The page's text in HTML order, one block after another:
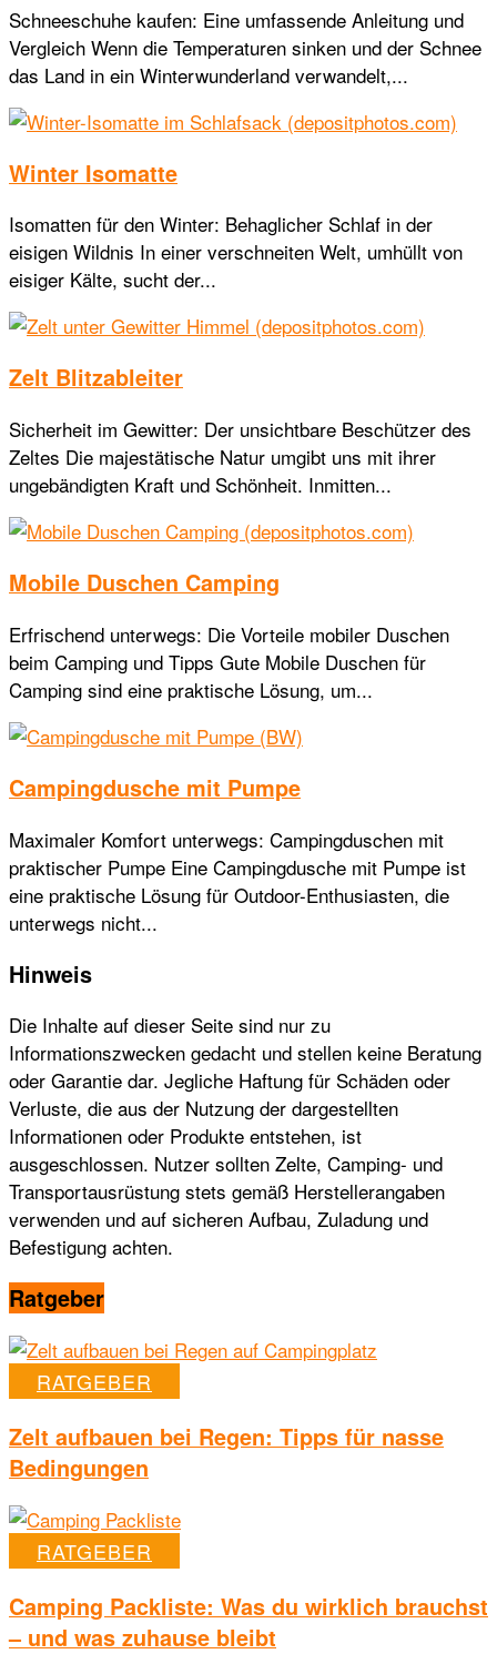
Schneeschuhe kaufen: Eine umfassende Anleitung und
Vergleich Wenn die Temperaturen sinken und der Schnee
das Land in ein Winterwunderland verwandelt,...
Winter Isomatte
Isomatten für den Winter: Behaglicher Schlaf in der
eisigen Wildnis In einer verschneiten Welt, umhüllt von
eisiger Kälte, sucht der...
Zelt Blitzableiter
Sicherheit im Gewitter: Der unsichtbare Beschützer des
Zeltes Die majestätische Natur umgibt uns mit ihrer
ungebändigten Kraft und Schönheit. Inmitten...
Mobile Duschen Camping
Erfrischend unterwegs: Die Vorteile mobiler Duschen
beim Camping und Tipps Gute Mobile Duschen für
Camping sind eine praktische Lösung, um...
Campingdusche mit Pumpe
Maximaler Komfort unterwegs: Campingduschen mit
praktischer Pumpe Eine Campingdusche mit Pumpe ist
eine praktische Lösung für Outdoor-Enthusiasten, die
unterwegs nicht...
Hinweis
Die Inhalte auf dieser Seite sind nur zu
Informationszwecken gedacht und stellen keine Beratung
oder Garantie dar. Jegliche Haftung für Schäden oder
Verluste, die aus der Nutzung der dargestellten
Informationen oder Produkte entstehen, ist
ausgeschlossen. Nutzer sollten Zelte, Camping- und
Transportausrüstung stets gemäß Herstellerangaben
verwenden und auf sicheren Aufbau, Zuladung und
Befestigung achten.
Ratgeber
RATGEBER
Zelt aufbauen bei Regen: Tipps für nasse
Bedingungen
RATGEBER
Camping Packliste: Was du wirklich brauchst
– und was zuhause bleibt